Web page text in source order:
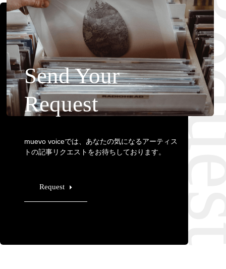
Send Your
Request
muevo voiceでは、あなたの気になるアーティス
トの記事リクエストをお待ちしております。
Request